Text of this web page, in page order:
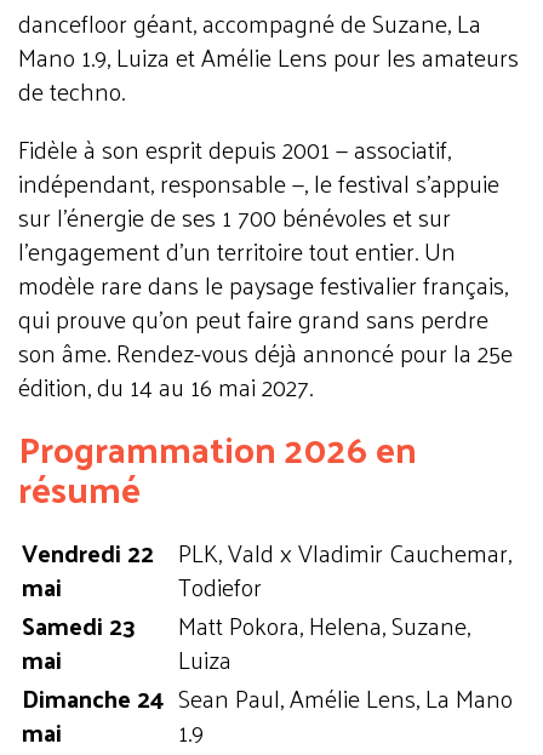
dancefloor géant, accompagné de Suzane, La
Mano 1.9, Luiza et Amélie Lens pour les amateurs
de techno.
Fidèle à son esprit depuis 2001 — associatif,
indépendant, responsable —, le festival s'appuie
sur l'énergie de ses 1 700 bénévoles et sur
l'engagement d'un territoire tout entier. Un
modèle rare dans le paysage festivalier français,
qui prouve qu'on peut faire grand sans perdre
son âme. Rendez-vous déjà annoncé pour la 25e
édition, du 14 au 16 mai 2027.
Programmation 2026 en
résumé
Vendredi 22
mai
PLK, Vald x Vladimir Cauchemar,
Todiefor
Samedi 23
mai
Matt Pokora, Helena, Suzane,
Luiza
Dimanche 24
mai
Sean Paul, Amélie Lens, La Mano
1.9